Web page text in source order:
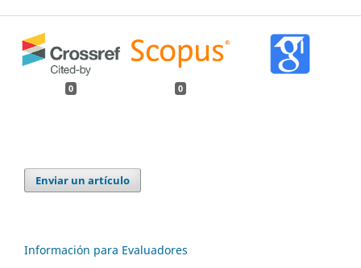
0 0
Enviar un artículo
Información para Evaluadores